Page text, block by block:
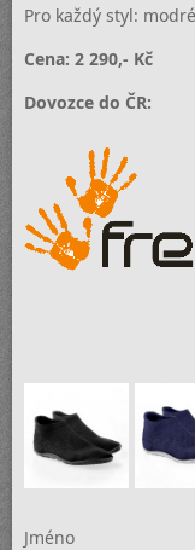
Pro každý styl:
Cena: 2 290,- Kč
Dovozce do ČR:
Jméno